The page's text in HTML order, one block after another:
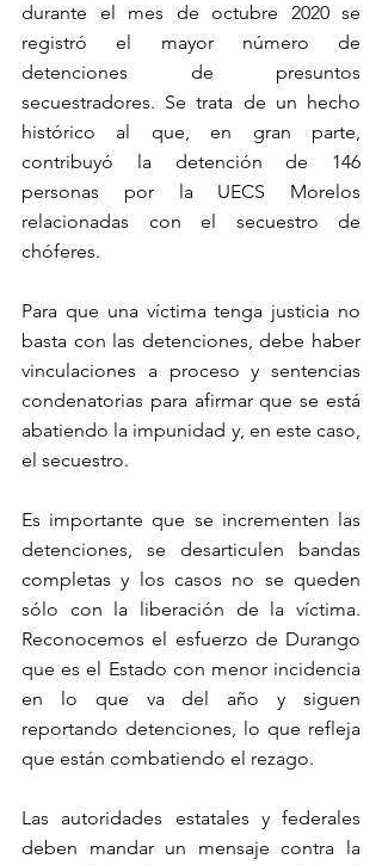
durante el mes de octubre 2020 se
registró el mayor número de
detenciones de presuntos
secuestradores. Se trata de un hecho
histórico al que, en gran parte,
contribuyó la detención de 146
personas por la UECS Morelos
relacionadas con el secuestro de
chóferes.
Para que una víctima tenga justicia no
basta con las detenciones, debe haber
vinculaciones a proceso y sentencias
condenatorias para afirmar que se está
abatiendo la impunidad y, en este caso,
el secuestro.
Es importante que se incrementen las
detenciones, se desarticulen bandas
completas y los casos no se queden
sólo con la liberación de la víctima.
Reconocemos el esfuerzo de Durango
que es el Estado con menor incidencia
en lo que va del año y siguen
reportando detenciones, lo que refleja
que están combatiendo el rezago.
Las autoridades estatales y federales
deben mandar un mensaje contra la